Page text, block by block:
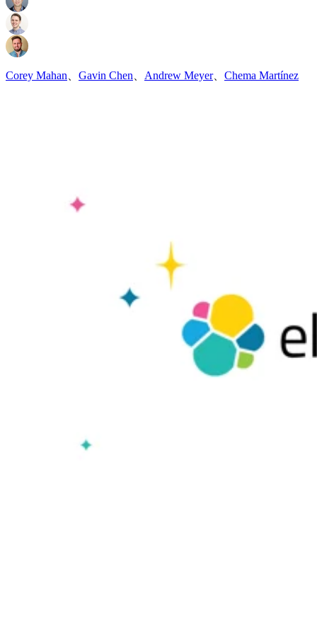
Corey Mahan Gavin Chen Andrew Meyer、 Chema Martínez